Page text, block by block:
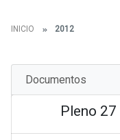
INICIO 2012
Documentos
Pleno